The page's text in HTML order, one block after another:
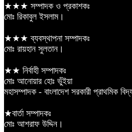
★★★ সম্পাদক ও প্রকাশকঃ
মোঃ রিকাবুল ইসলাম।
★★★ ব্যবস্থাপনা সম্পাদকঃ
মোঃ রায়হান সুলতান।
★★ নির্বাহী সম্পাদকঃ
মোঃ আনোয়ার হোঃ ভুঁইয়া
মহাসম্পাদক - বাংলাদেশ সরকারী প্রাথমিক
★বার্তা সম্পাদকঃ
মোঃ আশরাফ উদ্দিন।